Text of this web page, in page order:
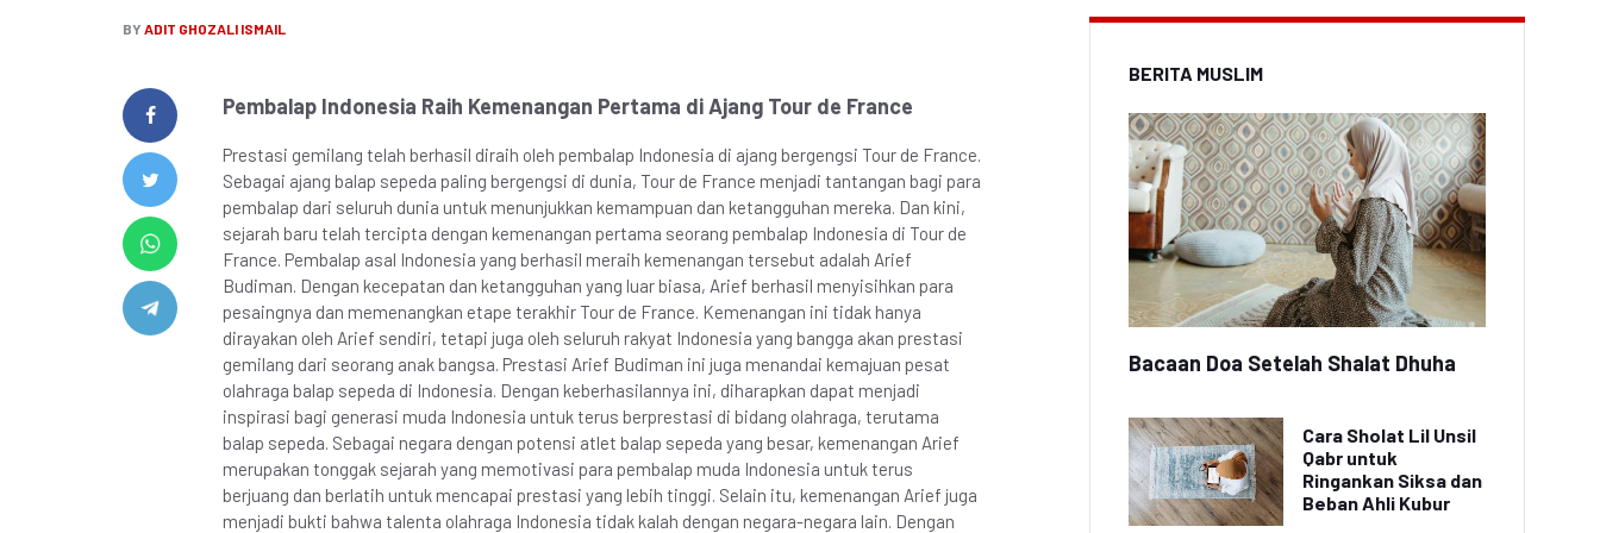
BY ADIT GHOZALI ISMAIL
Pembalap Indonesia Raih Kemenangan Pertama di Ajang Tour de France
Prestasi gemilang telah berhasil diraih oleh pembalap Indonesia di ajang bergengsi Tour de France.
Sebagai ajang balap sepeda paling bergengsi di dunia, Tour de France menjadi tantangan bagi para
pembalap dari seluruh dunia untuk menunjukkan kemampuan dan ketangguhan mereka. Dan kini,
sejarah baru telah tercipta dengan kemenangan pertama seorang pembalap Indonesia di Tour de
France. Pembalap asal Indonesia yang berhasil meraih kemenangan tersebut adalah Arief
Budiman. Dengan kecepatan dan ketangguhan yang luar biasa, Arief berhasil menyisihkan para
pesaingnya dan memenangkan etape terakhir Tour de France. Kemenangan ini tidak hanya
dirayakan oleh Arief sendiri, tetapi juga oleh seluruh rakyat Indonesia yang bangga akan prestasi
gemilang dari seorang anak bangsa. Prestasi Arief Budiman ini juga menandai kemajuan pesat
olahraga balap sepeda di Indonesia. Dengan keberhasilannya ini, diharapkan dapat menjadi
inspirasi bagi generasi muda Indonesia untuk terus berprestasi di bidang olahraga, terutama
balap sepeda. Sebagai negara dengan potensi atlet balap sepeda yang besar, kemenangan Arief
merupakan tonggak sejarah yang memotivasi para pembalap muda Indonesia untuk terus
berjuang dan berlatih untuk mencapai prestasi yang lebih tinggi. Selain itu, kemenangan Arief juga
menjadi bukti bahwa talenta olahraga Indonesia tidak kalah dengan negara-negara lain. Dengan
BERITA MUSLIM
Bacaan Doa Setelah Shalat Dhuha
Cara Sholat Lil Unsil
Qabr untuk
Ringankan Siksa dan
Beban Ahli Kubur